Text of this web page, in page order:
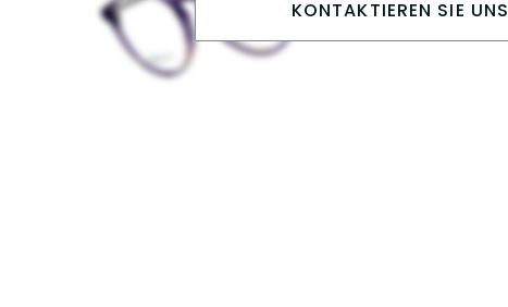
KONTAKTIEREN SIE UNS